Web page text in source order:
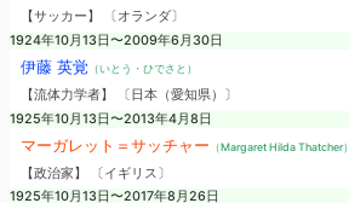
【サッカー】 〔オランダ〕
1924年10月13日〜2009年6月30日
伊藤 英覚 （いとう・ひでさと）
【流体力学者】 〔日本（愛知県）〕
1925年10月13日〜2013年4月8日
マーガレット＝サッチャー （Margaret Hilda Thatcher）
【政治家】 〔イギリス〕
1925年10月13日〜2017年8月26日